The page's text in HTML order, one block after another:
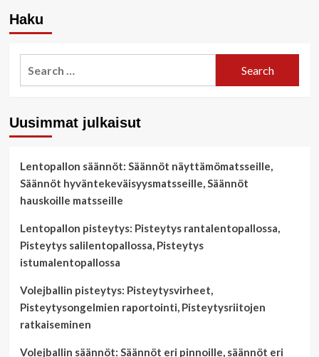
Haku
Uusimmat julkaisut
Lentopallon säännöt: Säännöt näyttämömatsseille,
Säännöt hyväntekeväisyysmatsseille, Säännöt
hauskoille matsseille
Lentopallon pisteytys: Pisteytys rantalentopallossa,
Pisteytys salilentopallossa, Pisteytys
istumalentopallossa
Volejballin pisteytys: Pisteytysvirheet,
Pisteytysongelmien raportointi, Pisteytysriitojen
ratkaiseminen
Volejballin säännöt: Säännöt eri pinnoille, säännöt eri